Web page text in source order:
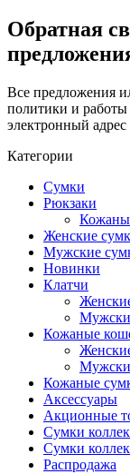
Обратная
Все предложения
политики и работы
электронный
Категории
Сумки
Рюкзаки
Женские
Мужские
Новинки
Клатчи
Кожаные
Кожаные
Аксессуары
Акционные
Сумки
Сумки
Распродажа